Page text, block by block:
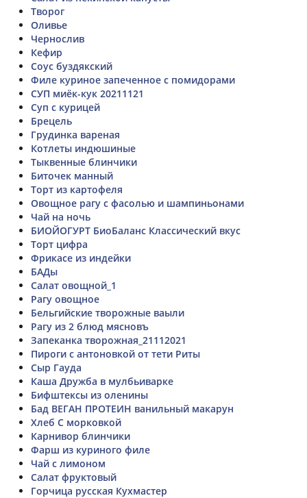
Творог
Оливье
Чернослив
Кефир
Соус буздякский
Филе куриное запеченное с помидорами
СУП миёк-кук 20211121
Суп с курицей
Брецель
Грудинка вареная
Котлеты индюшиные
Тыквенные блинчики
Биточек манный
Торт из картофеля
Овощное рагу с фасолью и шампиньонами
Чай на ночь
БИОЙОГУРТ БиоБаланс Классический вкус
Торт цифра
Фрикасе из индейки
БАДы
Салат овощной_1
Рагу овощное
Бельгийские творожные ваыли
Рагу из 2 блюд мясновъ
Запеканка творожная_21112021
Пироги с антоновкой от тети Риты
Сыр Гауда
Каша Дружба в мулбьиварке
Бифштексы из оленины
Бад ВЕГАН ПРОТЕИН ванильный макарун
Хлеб С морковкой
Карнивор блинчики
Фарш из куриного филе
Чай с лимоном
Салат фруктовый
Горчица русская Кухмастер